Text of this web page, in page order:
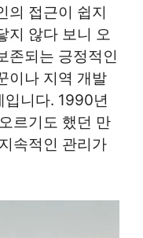
의 접근이 쉽지
지 않다 보니 오
존되는 긍정적인
이나 지역 개발
입니다. 1990년
르기도 했던 만
속적인 관리가